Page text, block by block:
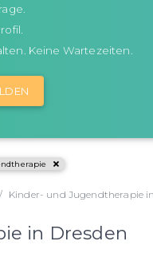
Keine Wartezeiten.
Kinder- und Jugendtherapie
in Dresden